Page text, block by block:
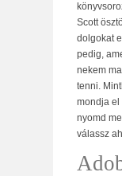
Scott
dolgokat
pedig,
nekem
tenni.
mondja el
nyomd
válassz